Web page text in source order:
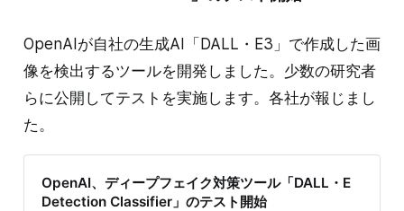
OpenAIが自社の生成AI「DALL・E3」で作成した画
像を検出するツールを開発しました。少数の研究者
らに公開してテストを実施します。各社が報じまし
た。
OpenAI、ディープフェイク対策ツール「DALL・E
Detection Classifier」のテスト開始